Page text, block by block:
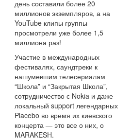
день составили более 20
миллионов экземпляров, а на
YouTube клипы группы
просмотрели уже более 1,5
миллиона раз!
Участие в международных
фестивалях, саундтреки к
нашумевшим телесериалам
“Школа” и “Закрытая Школа”,
сотрудничество с Nokia и даже
локальный support легендарных
Placebo во время их киевского
концерта — это все о них, о
MARAKESH.